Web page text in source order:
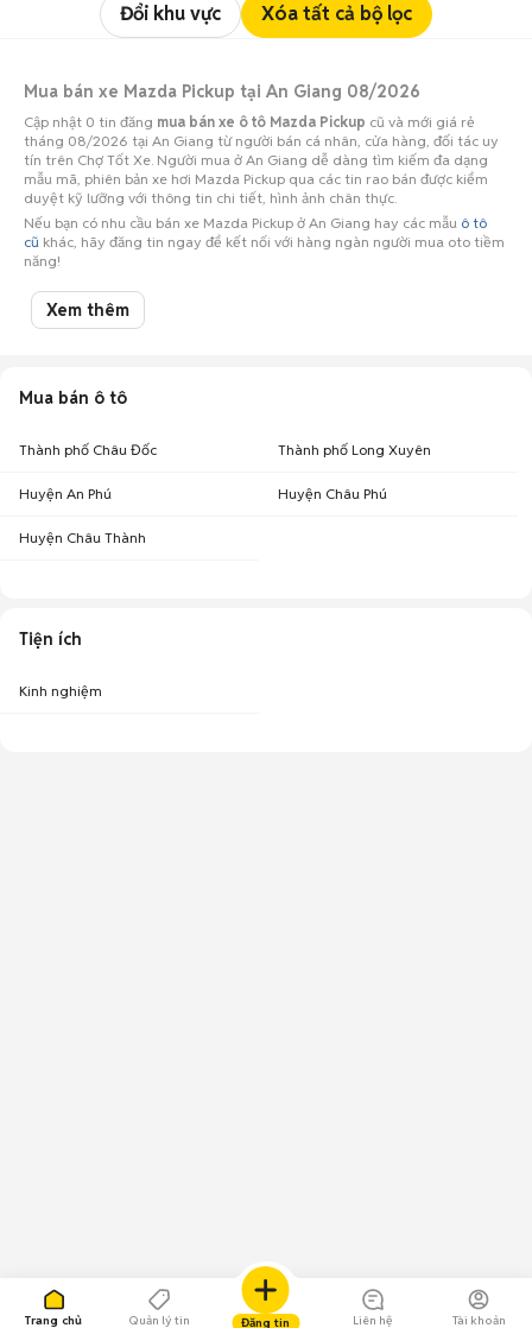
Trang chủ Quản lý tin Đăng tin Liên hệ Tài khoản
Đổi khu vực Xóa tất cả bộ lọc
Mua bán xe Mazda Pickup tại An Giang 08/2026
Cập nhật 0 tin đăng mua bán xe ô tô Mazda Pickup cũ và mới giá rẻ
tháng 08/2026 tại An Giang từ người bán cá nhân, cửa hàng, đối tác uy
tín trên Chợ Tốt Xe. Người mua ở An Giang dễ dàng tìm kiếm đa dạng
mẫu mã, phiên bản xe hơi Mazda Pickup qua các tin rao bán được kiểm
duyệt kỹ lưỡng với thông tin chi tiết, hình ảnh chân thực.
Nếu bạn có nhu cầu bán xe Mazda Pickup ở An Giang hay các mẫu ô tô
cũ khác, hãy đăng tin ngay để kết nối với hàng ngàn người mua oto tiềm
năng!
Xem thêm
Mua bán ô tô
Thành phố Châu Đốc Thành phố Long Xuyên
Huyện An Phú Huyện Châu Phú
Huyện Châu Thành
Tiện ích
Kinh nghiệm